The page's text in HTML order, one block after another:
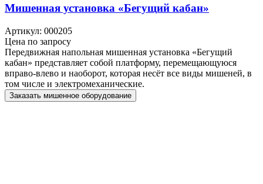
Мишенная установка «Бегущий кабан»
Артикул: 000205
Цена по запросу
Передвижная напольная мишенная установка «Бегущий
кабан» представляет собой платформу, перемещающуюся
вправо-влево и наоборот, которая несёт все виды мишеней, в
том числе и электромеханические.
Заказать мишенное оборудование